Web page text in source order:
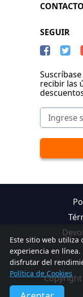
Este sitio web utiliza
experiencia en línea.
disfrutar del
Política de Cookies
SEGUIR
recibir las